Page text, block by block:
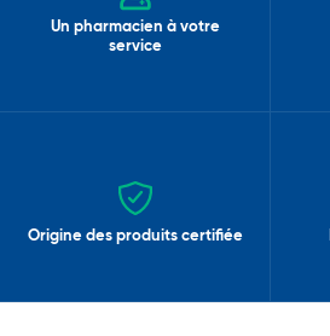
Un pharmacien à votre
service
Origine des produits certifiée